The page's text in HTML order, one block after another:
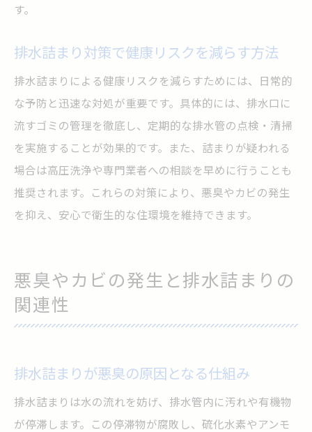
排水詰まり予防が快適生活の基本となる
す。
排水詰まり対策で健康リスクを減らす方法
排水詰まりによる健康リスクを減らすためには、日常的
な予防と迅速な対処が重要です。具体的には、排水口に
流すゴミの管理を徹底し、定期的な排水管の点検・清掃
を実施することが効果的です。また、詰まりが疑われる
場合は高圧洗浄や専門業者への相談を早めに行うことも
推奨されます。これらの対策により、悪臭やカビの発生
を抑え、安心で衛生的な住環境を維持できます。
悪臭やカビの発生と排水詰まりの
関連性
排水詰まりが悪臭の原因となる仕組み
排水詰まりは水の流れを妨げ、排水管内に汚れや有機物
が停滞します。この停滞物が腐敗し、硫化水素やアンモ